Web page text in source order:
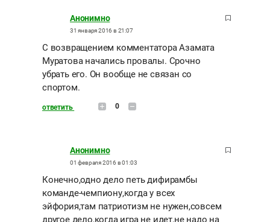
Анонимно
31 января 2016 в 21:07
С возвращением комментатора Азамата
Муратова начались провалы. Срочно
убрать его. Он вообще не связан со
спортом.
ответить 0
Анонимно
01 февраля 2016 в 01:03
Конечно,одно дело петь дифирамбы
команде-чемпиону,когда у всех
эйфория,там патриотизм не нужен,совсем
другое дело,когда игра не идет,не надо на